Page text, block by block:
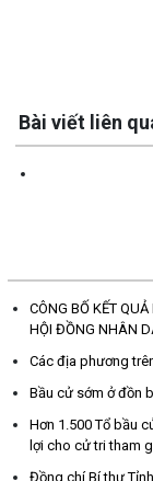
Bài viết liên
CÔNG BỐ KẾT
HỘI ĐỒNG NHÂN
Các địa phương
Bầu cử sớm ở đồn
Hơn 1.500 Tổ bầu
lợi cho cử tri tham
Đồng chí Bí thư